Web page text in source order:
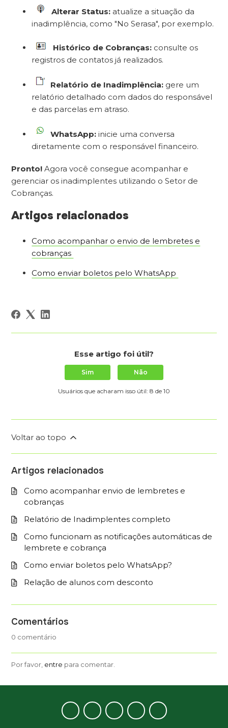
Alterar Status: atualize a situação da
inadimplência, como "No Serasa", por exemplo.
Histórico de Cobranças: consulte os
registros de contatos já realizados.
Relatório de Inadimplência: gere um
relatório detalhado com dados do responsável
e das parcelas em atraso.
WhatsApp: inicie uma conversa
diretamente com o responsável financeiro.
Pronto! Agora você consegue acompanhar e
gerenciar os inadimplentes utilizando o Setor de
Cobranças.
Artigos relacionados
Como acompanhar o envio de lembretes e
cobranças
Como enviar boletos pelo WhatsApp
Esse artigo foi útil?
Sim Não
Usuários que acharam isso útil: 8 de 10
Voltar ao topo
Artigos relacionados
Como acompanhar envio de lembretes e
cobranças
Relatório de Inadimplentes completo
Como funcionam as notificações automáticas de
lembrete e cobrança
Como enviar boletos pelo WhatsApp?
Relação de alunos com desconto
Comentários
0 comentário
Por favor, entre para comentar.